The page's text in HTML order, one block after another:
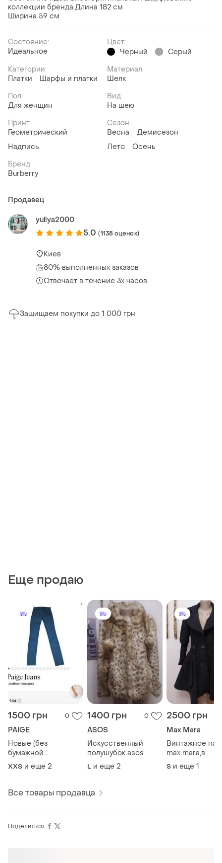
коллекции бренда.Длина 182 см
Ширина 59 см
Состояние:
Идеальное
Цвет:
Чёрный
Серый
Категории:
Платки
Шарфы и платки
Материал
Шелк
Пол
Для женщин
Вид
На шею
Принт
Геометрический
Надпись
Сезон
Весна
Демисезон
Лето
Осень
Бренд:
Burberry
Продавец
yuliya2000
5.0 (1138 оценок)
Киев
80% выполненных заказов
Отвечает в течение 3х часов
Защищаем покупки до 1 000 грн
Еще продаю
1500 грн 0
PAIGE
Новые (без
бумажной
бирки),зауженные
кожаные брюки
XХS и еще 2
1400 грн 0
ASOS
Искусственный
полушубок asos
L и еще 2
2500 грн
Max Mara
Винтажное
max mara,в
идеальном
состоянии
S и еще 1
Все товары продавца
Поделиться: